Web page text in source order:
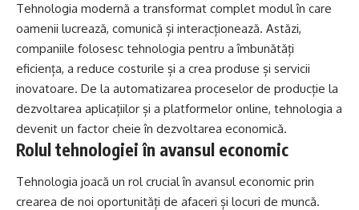
Tehnologia modernă a transformat complet modul în care
oamenii lucrează, comunică și interacționează. Astăzi,
companiile folosesc tehnologia pentru a îmbunătăți
eficiența, a reduce costurile și a crea produse și servicii
inovatoare. De la automatizarea proceselor de producție la
dezvoltarea aplicațiilor și a platformelor online, tehnologia a
devenit un factor cheie în dezvoltarea economică.
Rolul tehnologiei în avansul economic
Tehnologia joacă un rol crucial în avansul economic prin
crearea de noi oportunități de afaceri și locuri de muncă.